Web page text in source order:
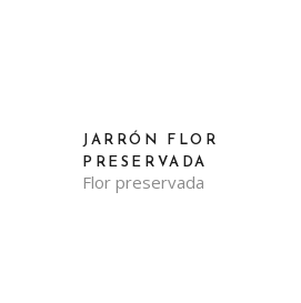
JARRÓN FLOR
PRESERVADA
Flor preservada